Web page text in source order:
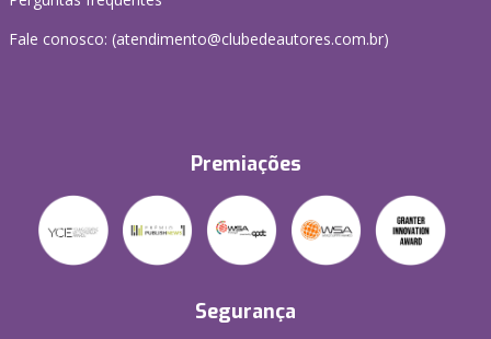
Fale conosco: (atendimento@clubedeautores.com.br)
Premiações
Segurança